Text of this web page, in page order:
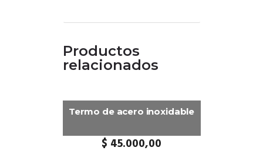
Productos
relacionados
Termo de acero inoxidable
$ 45.000,00